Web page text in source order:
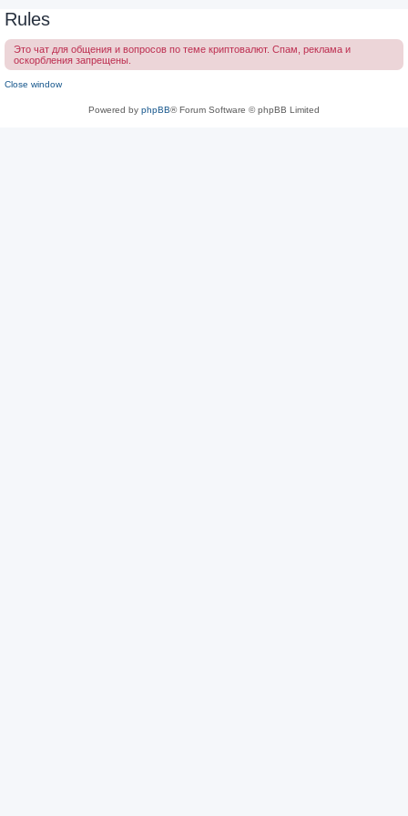
Rules
Это чат для общения и вопросов по теме криптовалют. Спам, реклама и
оскорбления запрещены.
Close window
Powered by phpBB® Forum Software © phpBB Limited